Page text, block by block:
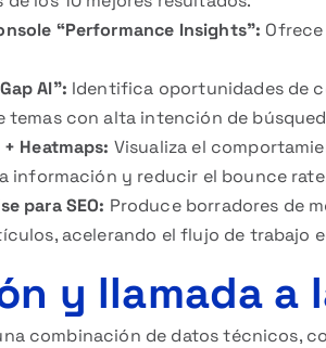
“Performance Insights”:
AI”: Identifica oportunidades de
temas con alta intención de
Heatmaps: Visualiza el
información y reducir el bounce
para SEO: Produce borradores de
acelerando el flujo de trabajo
y llamada a
combinación de datos técnicos,